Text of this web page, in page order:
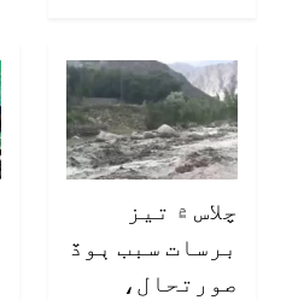
چلاس ۾ تيز
برسات سبب ٻوڏ
صورتحال،